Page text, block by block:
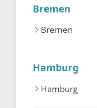
Bremen
Bremen
Hamburg
Hamburg